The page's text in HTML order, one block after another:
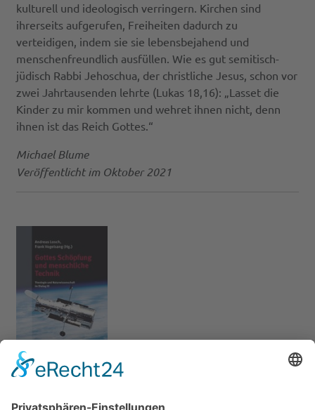
kulturell und ideologisch verringern. Kirchen sind
ihrerseits aufgerufen, Freiheiten dadurch zu
verteidigen, indem sie sie lebensbejahend und
menschenfreundlich ausfüllen. Wie es gut semitisch-
jüdisch Rabbi Jehoschua, der christliche Jesus, schon vor
zwei Jahrtausenden lehrte (Lukas 18,16): „Lasset die
Kinder zu mir kommen und wehret ihnen nicht, denn
ihnen ist das Reich Gottes.“
Michael Blume
Veröffentlicht im Oktober 2021
Sie lesen lieber aus einem Buch? Sie finden diesen